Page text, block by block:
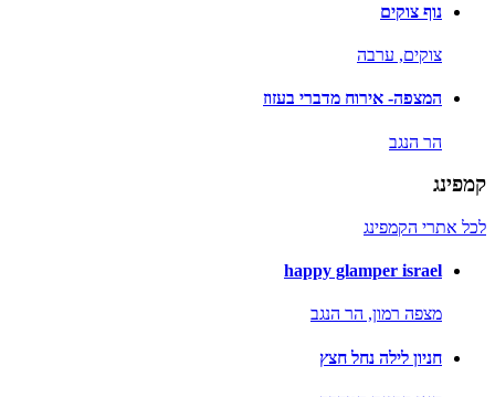
נוף צוקים
צוקים, ערבה
המצפה- אירוח מדברי בעזוז
הר הנגב
קמפינג
לכל אתרי הקמפינג
happy glamper israel
מצפה רמון, הר הנגב
חניון לילה נחל חצץ